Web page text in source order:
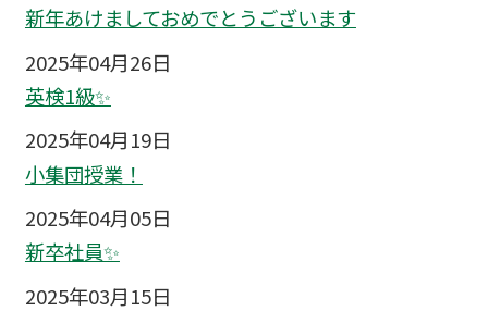
新年あけましておめでとうございます
2025年04月26日
英検1級✨
2025年04月19日
小集団授業！
2025年04月05日
新卒社員✨
2025年03月15日